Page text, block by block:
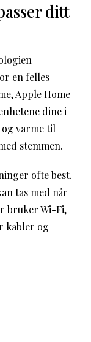
ditt
en felles
Apple Home
dine i
varme til
stemmen.
ofte best.
tas med når
bruker Wi-Fi,
kabler og